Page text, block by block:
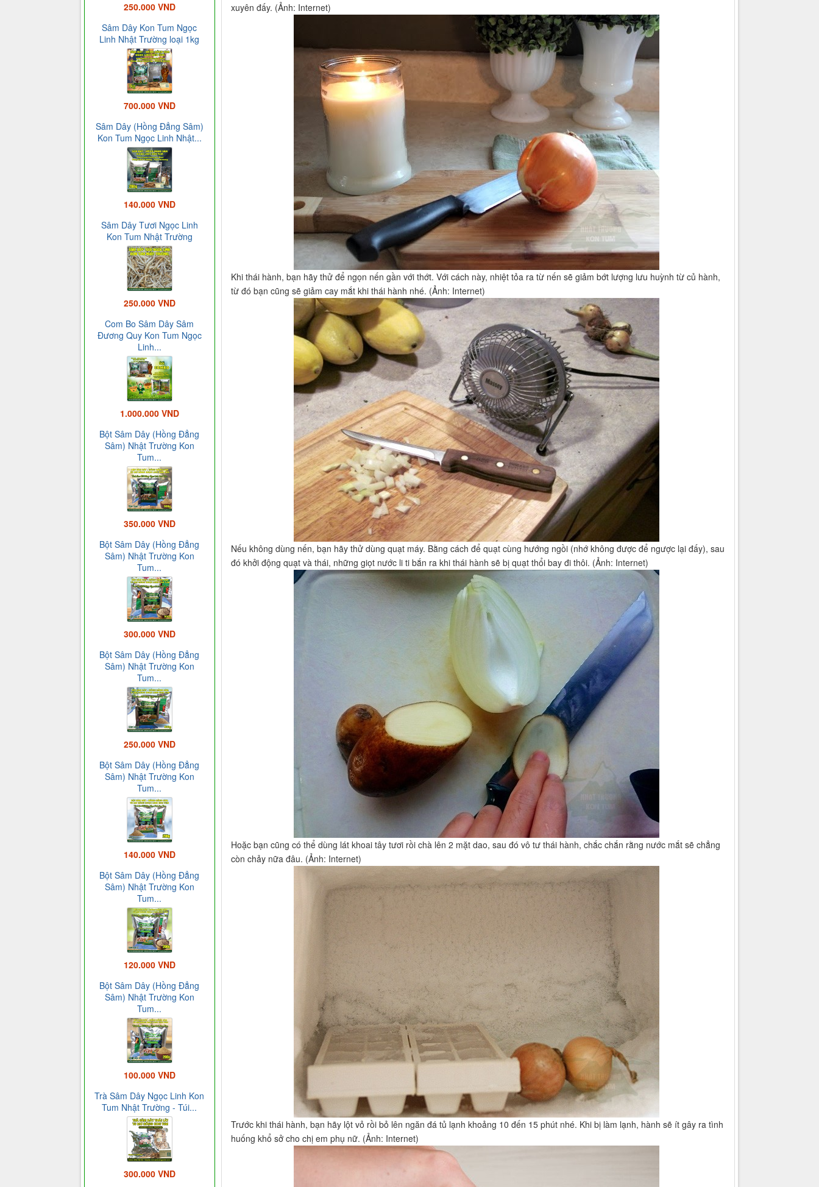
xuyên đấy. (Ảnh: Internet)
Khi thái hành, bạn hãy thử để ngọn nến gần với thớt. Với cách này, nhiệt tỏa ra từ nến sẽ giảm bớt lượng lưu huỳnh từ củ hành,
từ đó bạn cũng sẽ giảm cay mắt khi thái hành nhé. (Ảnh: Internet)
Nếu không dùng nến, bạn hãy thử dùng quạt máy. Bằng cách để quạt cùng hướng ngồi (nhớ không được để ngược lại đấy), sau
đó khởi động quạt và thái, những giọt nước li ti bắn ra khi thái hành sẽ bị quạt thổi bay đi thôi. (Ảnh: Internet)
Hoặc bạn cũng có thể dùng lát khoai tây tươi rồi chà lên 2 mặt dao, sau đó vô tư thái hành, chắc chắn rằng nước mắt sẽ chẳng
còn chảy nữa đâu. (Ảnh: Internet)
Trước khi thái hành, bạn hãy lột vỏ rồi bỏ lên ngăn đá tủ lạnh khoảng 10 đến 15 phút nhé. Khi bị làm lạnh, hành sẽ ít gây ra tình
huống khổ sở cho chị em phụ nữ. (Ảnh: Internet)
250.000 VND
Sâm Dây Kon Tum Ngọc
Linh Nhật Trường loại 1kg
700.000 VND
Sâm Dây (Hồng Đẳng Sâm)
Kon Tum Ngọc Linh Nhật...
140.000 VND
Sâm Dây Tươi Ngọc Linh
Kon Tum Nhật Trường
250.000 VND
Com Bo Sâm Dây Sâm
Đương Quy Kon Tum Ngọc
Linh...
1.000.000 VND
Bột Sâm Dây (Hồng Đẳng
Sâm) Nhật Trường Kon
Tum...
350.000 VND
Bột Sâm Dây (Hồng Đẳng
Sâm) Nhật Trường Kon
Tum...
300.000 VND
Bột Sâm Dây (Hồng Đẳng
Sâm) Nhật Trường Kon
Tum...
250.000 VND
Bột Sâm Dây (Hồng Đẳng
Sâm) Nhật Trường Kon
Tum...
140.000 VND
Bột Sâm Dây (Hồng Đẳng
Sâm) Nhật Trường Kon
Tum...
120.000 VND
Bột Sâm Dây (Hồng Đẳng
Sâm) Nhật Trường Kon
Tum...
100.000 VND
Trà Sâm Dây Ngọc Linh Kon
Tum Nhật Trường - Túi...
300.000 VND